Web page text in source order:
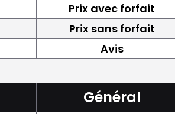
Prix avec forfait
Prix sans forfait
Avis
Général